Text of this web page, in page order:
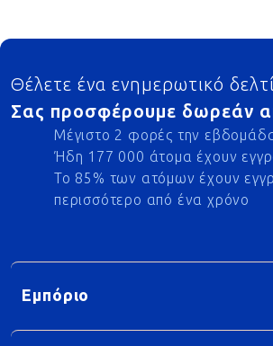
Footer
Θέλετε ένα ενημερωτικό
Σας προσφέρουμε δωρεάν
Μέγιστο 2 φορές την
Ήδη 177 000 άτομα έχουν
Το 85% των ατόμων έχουν
περισσότερο από ένα χρόνο
Εμπόριο